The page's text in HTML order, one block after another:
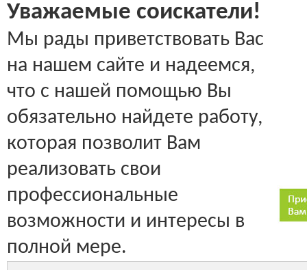
Уважаемые соискатели!
Мы рады приветствовать Вас
на нашем сайте и надеемся,
что с нашей помощью Вы
обязательно найдете работу,
которая позволит Вам
реализовать свои
профессиональные
возможности и интересы в
полной мере.